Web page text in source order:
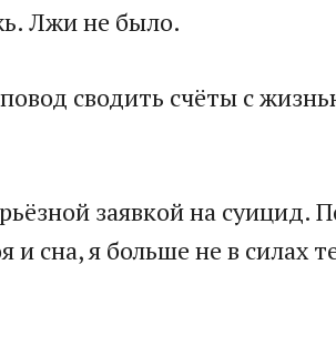
Лжи не было.
сводить счёты с
заявкой на суицид.
сна, я больше не в силах